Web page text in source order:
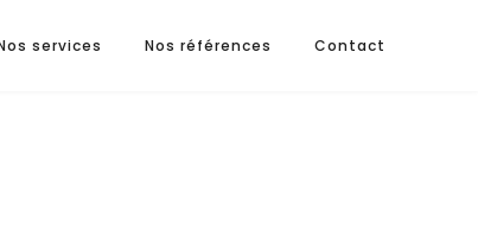
services Nos références Contact